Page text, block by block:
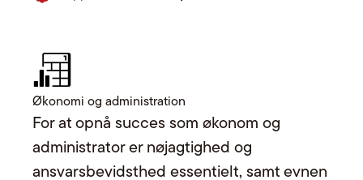
Økonomi og administration
For at opnå succes som økonom og
administrator er nøjagtighed og
ansvarsbevidsthed essentielt, samt evnen